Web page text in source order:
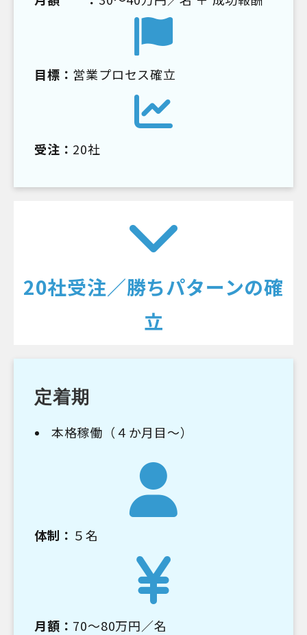
目標： 営業プロセス確立
受注： 20社
20社受注／勝ちパターンの確
立
定着期
本格稼働（４か月目～）
体制： ５名
月額： 70～80万円／名